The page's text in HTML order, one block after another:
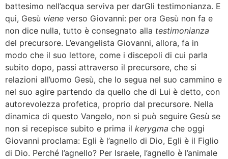
battesimo nell’acqua serviva per darGli testimonianza. E
qui, Gesù viene verso Giovanni: per ora Gesù non fa e
non dice nulla, tutto è consegnato alla testimonianza
del precursore. L’evangelista Giovanni, allora, fa in
modo che il suo lettore, come i discepoli di cui parla
subito dopo, passi attraverso il precursore, che si
relazioni all’uomo Gesù, che lo segua nel suo cammino e
nel suo agire partendo da quello che di Lui è detto, con
autorevolezza profetica, proprio dal precursore. Nella
dinamica di questo Vangelo, non si può seguire Gesù se
non si recepisce subito e prima il kerygma che oggi
Giovanni proclama: Egli è l’agnello di Dio, Egli è il Figlio
di Dio. Perché l’agnello? Per Israele, l’agnello è l’animale